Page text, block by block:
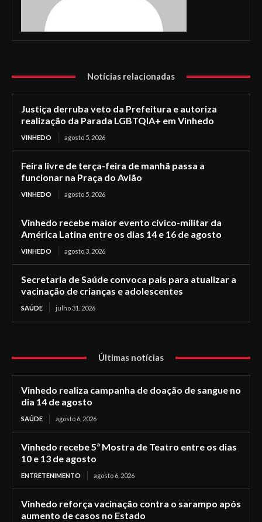
Notícias relacionadas
Justiça derruba veto da Prefeitura e autoriza
realização da Parada LGBTQIA+ em Vinhedo
VINHEDO agosto 5, 2026
Feira livre de terça-feira de manhã passa a
funcionar na Praça do Avião
VINHEDO agosto 5, 2026
Vinhedo recebe maior evento cívico-militar da
América Latina entre os dias 14 e 16 de agosto
VINHEDO agosto 3, 2026
Secretaria de Saúde convoca pais para atualizar a
vacinação de crianças e adolescentes
SAÚDE julho 31, 2026
Últimas notícias
Vinhedo realiza campanha de doação de sangue no
dia 14 de agosto
SAÚDE agosto 6, 2026
Vinhedo recebe 5ª Mostra de Teatro entre os dias
10 e 13 de agosto
ENTRETENIMENTO agosto 6, 2026
Vinhedo reforça vacinação contra o sarampo após
aumento de casos no Estado